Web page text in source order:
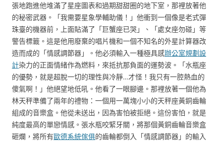
張地跑進他堆滿了星座圖表和過期甜甜圈的地下室，那裡放著他
的秘密武器。「我需要星象學輔助儀！」他衝到一個像是老式彈
珠臺的機器前，上面貼滿了「巨蟹座已哭」、「處女座勿碰」等
警告標籤。這是他用廢棄的唱片機和一個不知名的外星計算器改
造而成的「情感調節器」。他必須輸入一種極具感辦公室規劃設
計染力的正面情緒作為燃料，來抵抗那負面的運勢波。「水瓶座
的優勢，就是超脫一切的理性與冷靜…才怪！我只有一腔熱血的
傻氣啊！」他絕望地低吼。他看了一眼腳邊。那裡放著一個他為
林天秤準備了兩年的禮物：一個用一萬塊小小的天秤座黃銅齒輪
組成的音樂盒。他從未送出，因為害怕被拒絕。這份害怕，就是
純度最高的單戀情感。張水瓶咬緊牙關，將那個黃銅齒輪音樂盒
砸爛，將所有歐德系統傢俱的齒輪都倒入「情感調節器」的輸入